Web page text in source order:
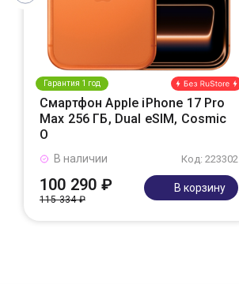
Гарантия 1 год
Смартфон Apple iPhone 17 Pro
Max 256 ГБ, Dual eSIM, Cosmic
O
Код: 223302
В наличии
100 290 ₽
115 334 ₽
В корзину